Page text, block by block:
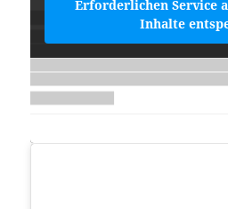
Erforderlichen Service
Inhalte